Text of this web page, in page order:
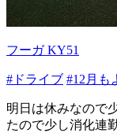
フーガ KY51
#ドライブ #12月も
明日は休みなので
たので少し消化連